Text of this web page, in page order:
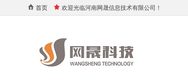
首页 欢迎光临河南网晟信息技术有限公司！